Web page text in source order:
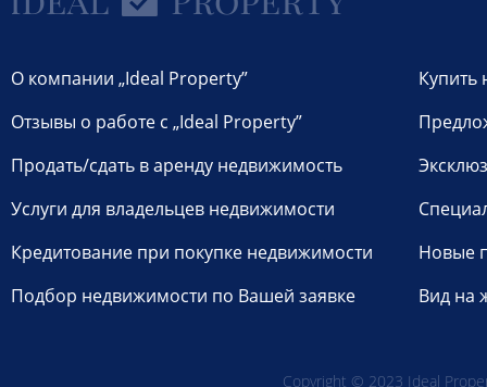
О компании „Ideal Property”
Отзывы о работе с „Ideal Property”
Продать/сдать в аренду недвижимость
Услуги для владельцев недвижимости
Кредитование при покупке недвижимости
Подбор недвижимости по Вашей заявке
Купить
Новые
Вид на
Copyright © 2023 Ideal